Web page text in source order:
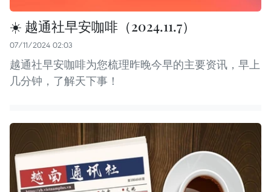
☀️ 越通社早安咖啡（2024.11.7）
07/11/2024 02:03
越通社早安咖啡为您梳理昨晚今早的主要资讯，早上
几分钟，了解天下事！